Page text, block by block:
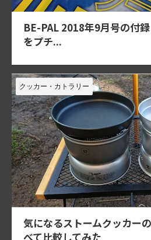
BE-PAL 2018年9月号の付
をプチ...
クッカー・カトラリー
気になるストームクッカー
べて比較してみた